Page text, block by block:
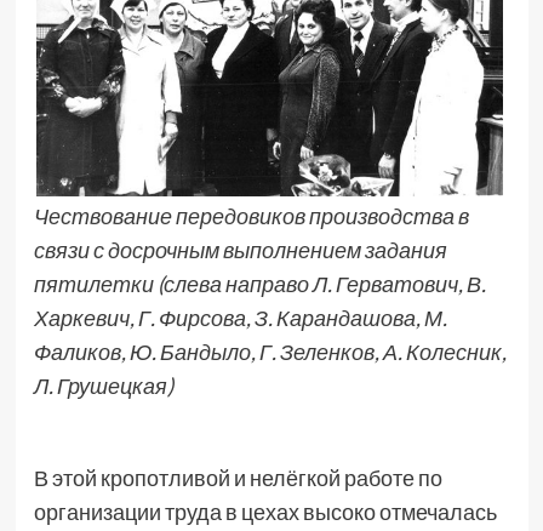
Чествование передовиков производства в
связи с досрочным выполнением задания
пятилетки (слева направо Л. Герватович, В.
Харкевич, Г. Фирсова, З. Карандашова, М.
Фаликов, Ю. Бандыло, Г. Зеленков, А. Колесник,
Л. Грушецкая)
В этой кропотливой и нелёгкой работе по
организации труда в цехах высоко отмечалась